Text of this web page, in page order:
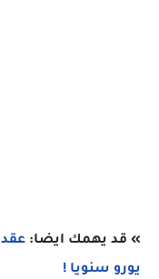
» قد يهمك ايضا:
يورو سنويا !